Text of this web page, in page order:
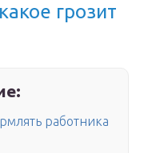
грозит
работника